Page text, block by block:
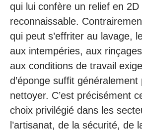
qui lui confère un relief en
reconnaissable.
qui peut s’effriter au lavage,
aux intempéries, aux
aux conditions de travail
d’éponge suffit généralement
nettoyer. C’est précisément
choix privilégié dans les
l’artisanat, de la sécurité, de